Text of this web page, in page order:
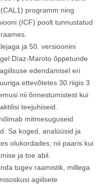
programm ning
(ICF) poolt tunnustatud
ja 50. versioonini
Díaz-Maroto õppetunde
edendamisel eri
ettevõtetes 30 riigis 3
nii õnnestumistest kui
teejuhiseid.
mitmesuguseid
Sa koged, analüüsid ja
olukordades, nii paaris kui
ja toe abil.
tugev raamistik, millega
agiilsete